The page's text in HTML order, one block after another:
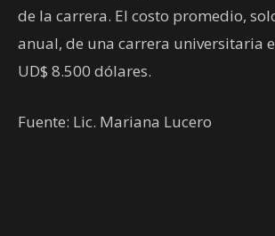
de la carrera. El costo promedio,
anual, de una carrera universitaria
UD$ 8.500 dólares.
Fuente: Lic. Mariana Lucero